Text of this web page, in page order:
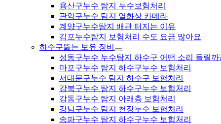
용산구누수 탐지 누수보험처리
관악구누수 탐지 열화상 카메라
계양구누수탐지 배관 터지는 이유
김포누수탐지 보험처리 수도 요금 많아요
하수구뚫는 보유 장비
성동구누수 누수탐지 하수구 어떤 소리 들릴까
마포구누수 탐지 하수구누수 보험처리
서대문구누수 탐지 하수구 보험처리
강북구누수 탐지 하수구누수 보험처리
강동구누수 탐지 아래층 보험처리
강남구누수 탐지 천장누수 보험처리
송파구누수 탐지 하수구누수 보험처리